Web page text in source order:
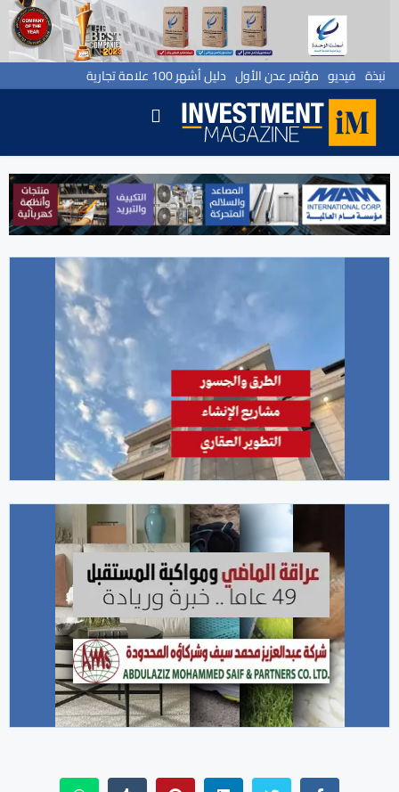
نبذة فيديو مؤتمر عدن الأول دليل أشهر 100 علامة تجارية